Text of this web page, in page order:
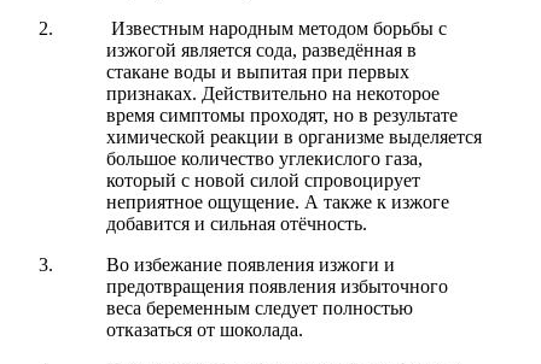
Известным народным методом борьбы с
изжогой является сода, разведённая в
стакане воды и выпитая при первых
признаках. Действительно на некоторое
время симптомы проходят, но в результате
химической реакции в организме выделяется
большое количество углекислого газа,
который с новой силой спровоцирует
неприятное ощущение. А также к изжоге
добавится и сильная отёчность.
Во избежание появления изжоги и
предотвращения появления избыточного
веса беременным следует полностью
отказаться от шоколада.